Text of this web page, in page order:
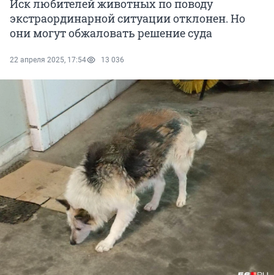
Иск любителей животных по поводу
экстраординарной ситуации отклонен. Но
они могут обжаловать решение суда
22 апреля 2025, 17:54 13 036